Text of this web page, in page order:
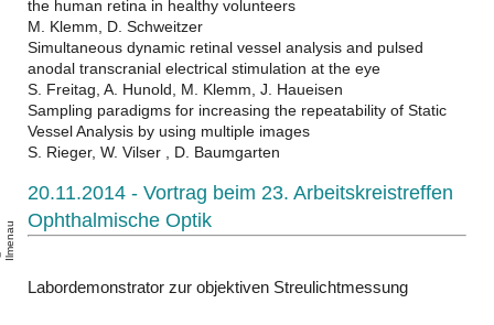
the human retina in healthy volunteers
M. Klemm, D. Schweitzer
Simultaneous dynamic retinal vessel analysis and pulsed
anodal transcranial electrical stimulation at the eye
S. Freitag, A. Hunold, M. Klemm, J. Haueisen
Sampling paradigms for increasing the repeatability of Static
Vessel Analysis by using multiple images
S. Rieger, W. Vilser , D. Baumgarten
20.11.2014 - Vortrag beim 23. Arbeitskreistreffen
Ophthalmische Optik
u
Labordemonstrator zur objektiven Streulichtmessung